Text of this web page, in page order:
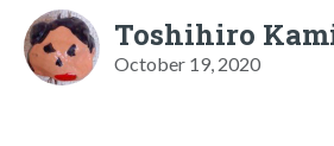
Toshihiro
October 19, 2020